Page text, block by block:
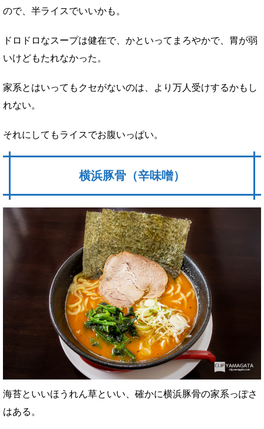
ので、半ライスでいいかも。
ドロドロなスープは健在で、かといってまろやかで、胃が弱
いけどもたれなかった。
家系とはいってもクセがないのは、より万人受けするかもし
れない。
それにしてもライスでお腹いっぱい。
横浜豚骨（辛味噌）
海苔といいほうれん草といい、確かに横浜豚骨の家系っぽさ
はある。